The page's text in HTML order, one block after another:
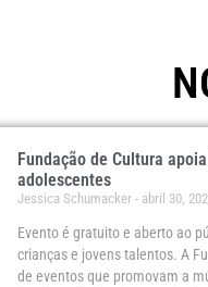
Fundação de Cultura
adolescentes
Jessica Schumacker abril 30,
Evento é gratuito e aberto ao
crianças e jovens talentos. A
de eventos que promovam a